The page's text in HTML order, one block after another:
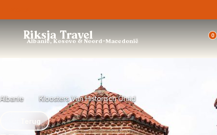
Riksja Travel
Albanië, Kosovo & Noord-Macedonië
0
Albanie Kloosters Van Historisch Ohrid
Terug